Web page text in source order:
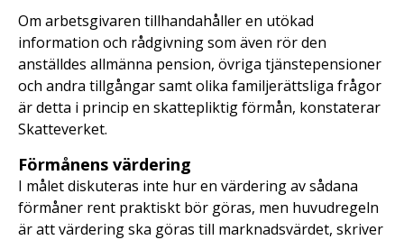
Om arbetsgivaren tillhandahåller en utökad
information och rådgivning som även rör den
anställdes allmänna pension, övriga tjänstepensioner
och andra tillgångar samt olika familjerättsliga frågor
är detta i princip en skattepliktig förmån, konstaterar
Skatteverket.
Förmånens värdering
I målet diskuteras inte hur en värdering av sådana
förmåner rent praktiskt bör göras, men huvudregeln
är att värdering ska göras till marknadsvärdet, skriver